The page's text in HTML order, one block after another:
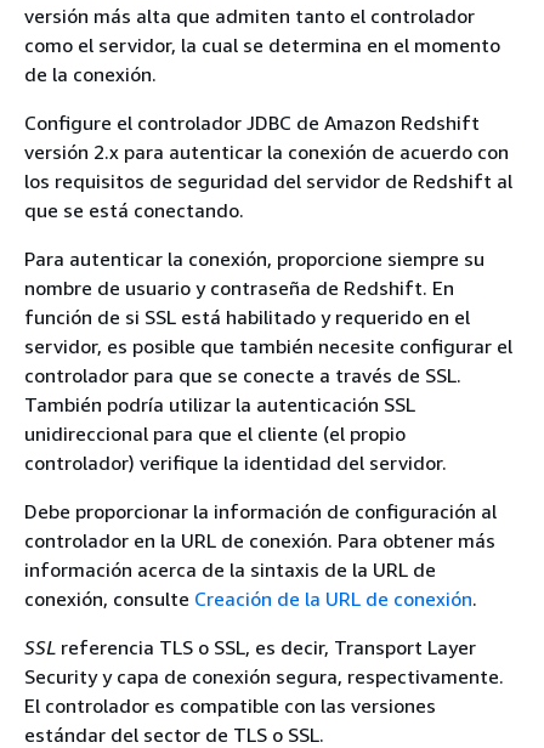
versión más alta que admiten tanto el controlador
como el servidor, la cual se determina en el momento
de la conexión.
Configure el controlador JDBC de Amazon Redshift
versión 2.x para autenticar la conexión de acuerdo con
los requisitos de seguridad del servidor de Redshift al
que se está conectando.
Para autenticar la conexión, proporcione siempre su
nombre de usuario y contraseña de Redshift. En
función de si SSL está habilitado y requerido en el
servidor, es posible que también necesite configurar el
controlador para que se conecte a través de SSL.
También podría utilizar la autenticación SSL
unidireccional para que el cliente (el propio
controlador) verifique la identidad del servidor.
Debe proporcionar la información de configuración al
controlador en la URL de conexión. Para obtener más
información acerca de la sintaxis de la URL de
conexión, consulte Creación de la URL de conexión.
SSL referencia TLS o SSL, es decir, Transport Layer
Security y capa de conexión segura, respectivamente.
El controlador es compatible con las versiones
estándar del sector de TLS o SSL.